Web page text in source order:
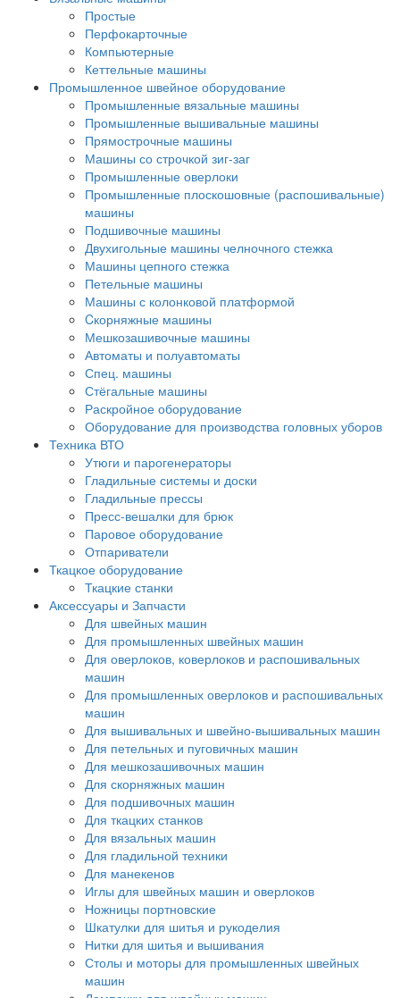
Простые
Перфокарточные
Компьютерные
Кеттельные машины
Промышленное швейное оборудование
Промышленные вязальные машины
Промышленные вышивальные машины
Прямострочные машины
Машины со строчкой зиг-заг
Промышленные оверлоки
Промышленные плоскошовные (распошивальные)
машины
Подшивочные машины
Двухигольные машины челночного стежка
Машины цепного стежка
Петельные машины
Машины с колонковой платформой
Cкорняжные машины
Мешкозашивочные машины
Автоматы и полуавтоматы
Спец. машины
Стёгальные машины
Раскройное оборудование
Оборудование для производства головных уборов
Техника ВТО
Утюги и парогенераторы
Гладильные системы и доски
Гладильные прессы
Пресс-вешалки для брюк
Паровое оборудование
Отпариватели
Ткацкое оборудование
Ткацкие станки
Аксессуары и Запчасти
Для швейных машин
Для промышленных швейных машин
Для оверлоков, коверлоков и распошивальных
машин
Для промышленных оверлоков и распошивальных
машин
Для вышивальных и швейно-вышивальных машин
Для петельных и пуговичных машин
Для мешкозашивочных машин
Для скорняжных машин
Для подшивочных машин
Для ткацких станков
Для вязальных машин
Для гладильной техники
Для манекенов
Иглы для швейных машин и оверлоков
Ножницы портновские
Шкатулки для шитья и рукоделия
Нитки для шитья и вышивания
Столы и моторы для промышленных швейных
машин